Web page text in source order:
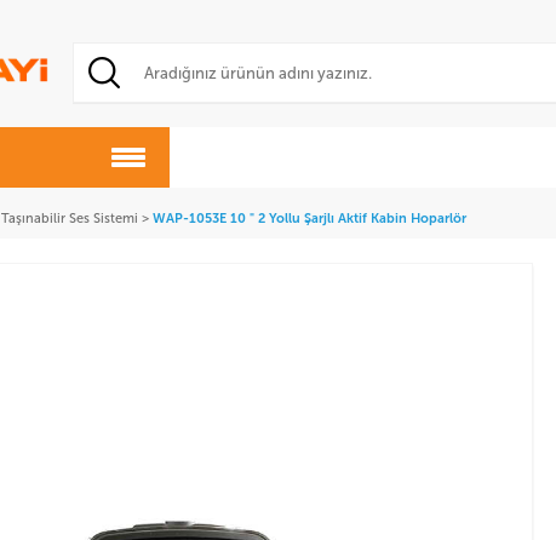
Taşınabilir Ses Sistemi > WAP-1053E 10 " 2 Yollu Şarjlı Aktif Kabin Hoparlör